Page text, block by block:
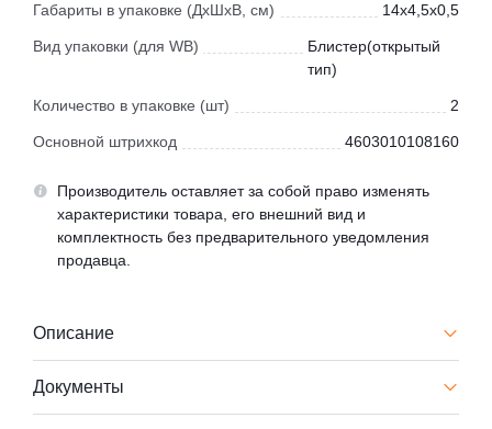
Габариты в упаковке (ДхШхВ, см) 14x4,5x0,5
Вид упаковки (для WB)
Блистер(открытый
тип)
Количество в упаковке (шт) 2
Основной штрихкод 4603010108160
Производитель оставляет за собой право изменять
характеристики товара, его внешний вид и
комплектность без предварительного уведомления
продавца.
Описание
Документы